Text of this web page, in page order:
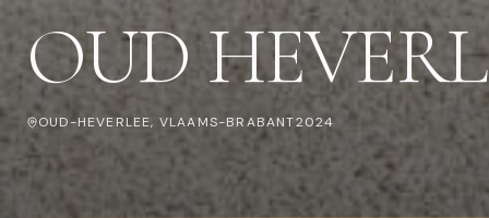
OUD
OUD-HEVERLEE, VLAAMS-BRABANT2024